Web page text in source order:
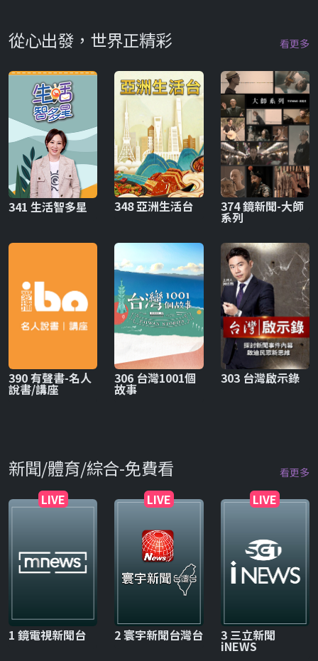
從心出發，世界正精彩 看更多
341 生活智多星 348 亞洲生活台 374 鏡新聞-大師
系列
390 有聲書-名人
說書/講座
306 台灣1001個
故事
303 台灣啟示錄
新聞/體育/綜合-免費看 看更多
LIVE
1 鏡電視新聞台
LIVE
2 寰宇新聞台灣台
LIVE
3 三立新聞
iNEWS